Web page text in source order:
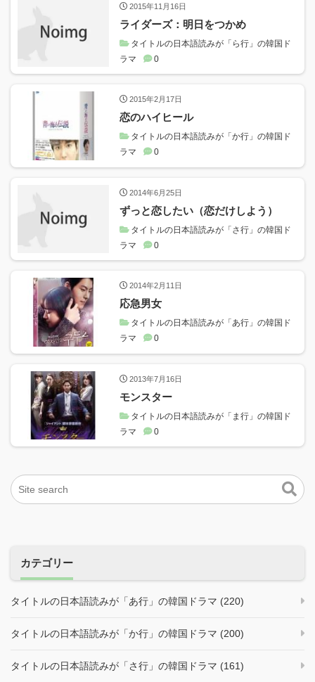
2015年11月16日
ライダーズ：明日をつかめ
タイトルの日本語読みが「ら行」の韓国ド
ラマ
0
2015年2月17日
恋のハイヒール
タイトルの日本語読みが「か行」の韓国ド
ラマ
0
2014年6月25日
ずっと恋したい（恋だけしよう）
タイトルの日本語読みが「さ行」の韓国ド
ラマ
0
2014年2月11日
応急男女
タイトルの日本語読みが「あ行」の韓国ド
ラマ
0
2013年7月16日
モンスター
タイトルの日本語読みが「ま行」の韓国ド
ラマ
0
カテゴリー
タイトルの日本語読みが「あ行」の韓国ドラマ (220)
タイトルの日本語読みが「か行」の韓国ドラマ (200)
タイトルの日本語読みが「さ行」の韓国ドラマ (161)